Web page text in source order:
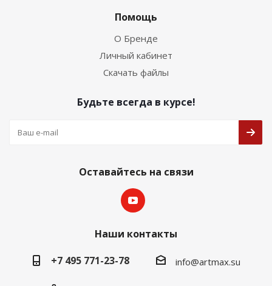
Помощь
О Бренде
Личный кабинет
Скачать файлы
Будьте всегда в курсе!
Оставайтесь на связи
Наши контакты
+7 495 771-23-78
info@artmax.su